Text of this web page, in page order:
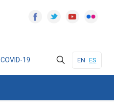
COVID-19 EN ES